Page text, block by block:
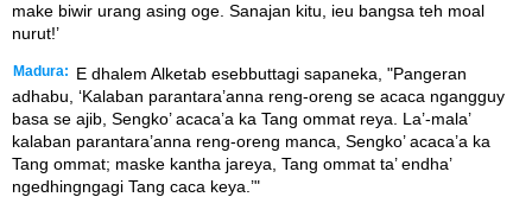
make biwir urang asing oge. Sanajan kitu, ieu bangsa teh moal
nurut!’
Madura:
E dhalem Alketab esebbuttagi sapaneka, "Pangeran
adhabu, ‘Kalaban parantara’anna reng-oreng se acaca ngangguy
basa se ajib, Sengko’ acaca’a ka Tang ommat reya. La’-mala’
kalaban parantara’anna reng-oreng manca, Sengko’ acaca’a ka
Tang ommat; maske kantha jareya, Tang ommat ta’ endha’
ngedhingngagi Tang caca keya.’"